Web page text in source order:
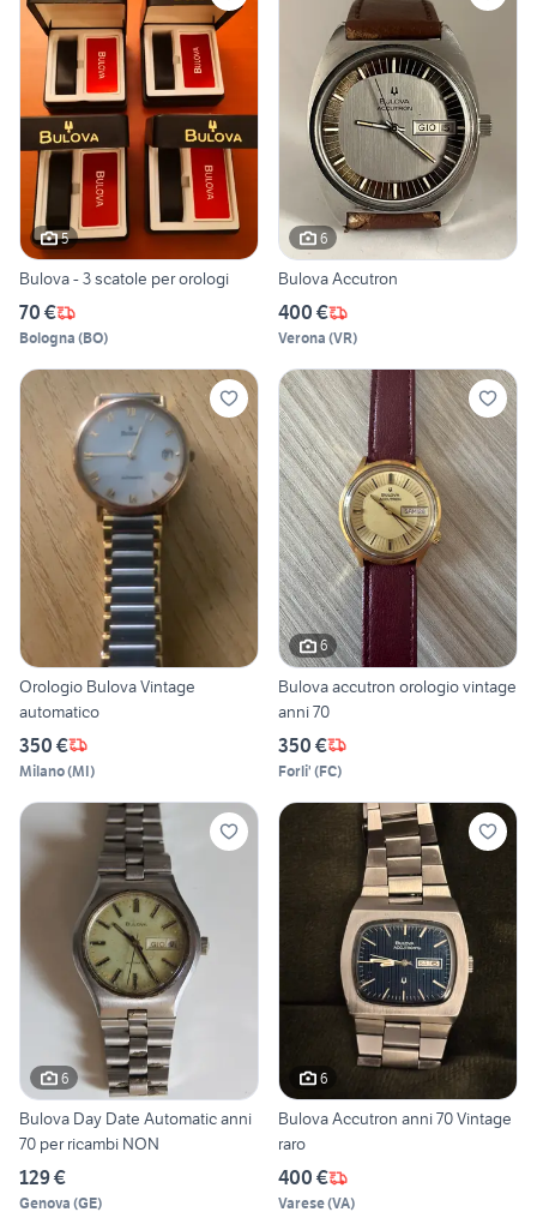
5
Bulova - 3 scatole per orologi
70 €
Bologna (BO)
6
Bulova Accutron
400 €
Verona (VR)
Orologio Bulova Vintage
automatico
350 €
Milano(MI)
6
Bulova accutron orologio vintage
anni 70
350 €
Forli' (FC)
6
Bulova Day Date Automatic anni
70 per ricambi NON
129 €
Genova (GE)
6
Bulova Accutron anni 70 Vintage
raro
400 €
Varese(VA)